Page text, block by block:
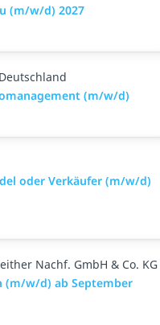
(m/w/d) 2027
(m/w/d)
oder Verkäufer (m/w/d)
Nachf. GmbH & Co. KG
(m/w/d) ab September